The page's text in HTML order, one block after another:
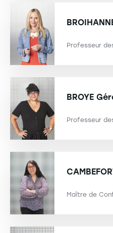
Professeur
BROYE
Professeur
Maître de